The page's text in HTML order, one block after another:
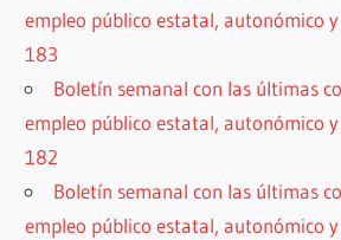
empleo público estatal, autonómico
183
Boletín semanal con las últimas
empleo público estatal, autonómico
182
Boletín semanal con las últimas
empleo público estatal, autonómico